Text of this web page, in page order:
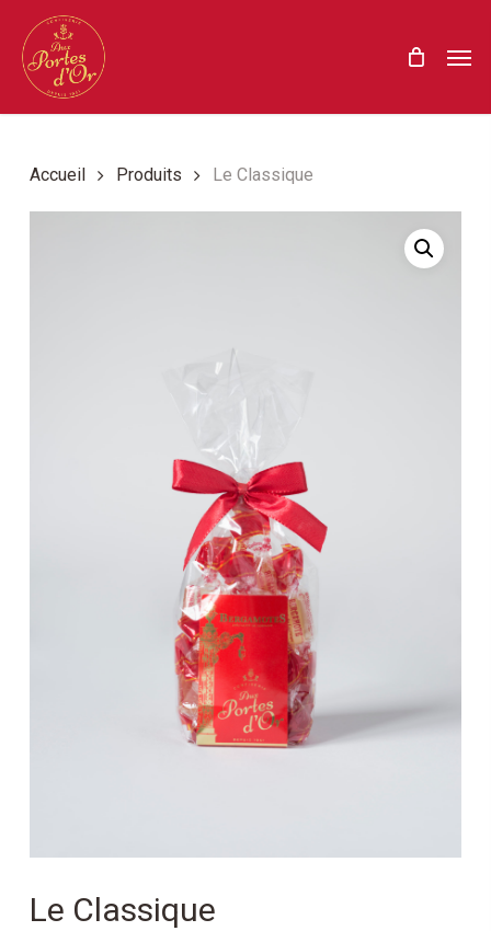
main
content
Accueil Produits Le Classique
Le Classique